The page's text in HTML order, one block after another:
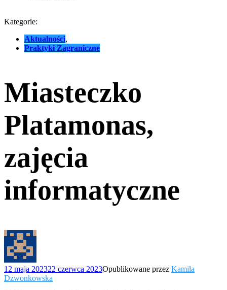
Kategorie:
Aktualności,
Praktyki Zagraniczne
Miasteczko
Platamonas,
zajęcia
informatyczne
12 maja 202322 czerwca 2023Opublikowane przez Kamila
Dzwonkowska